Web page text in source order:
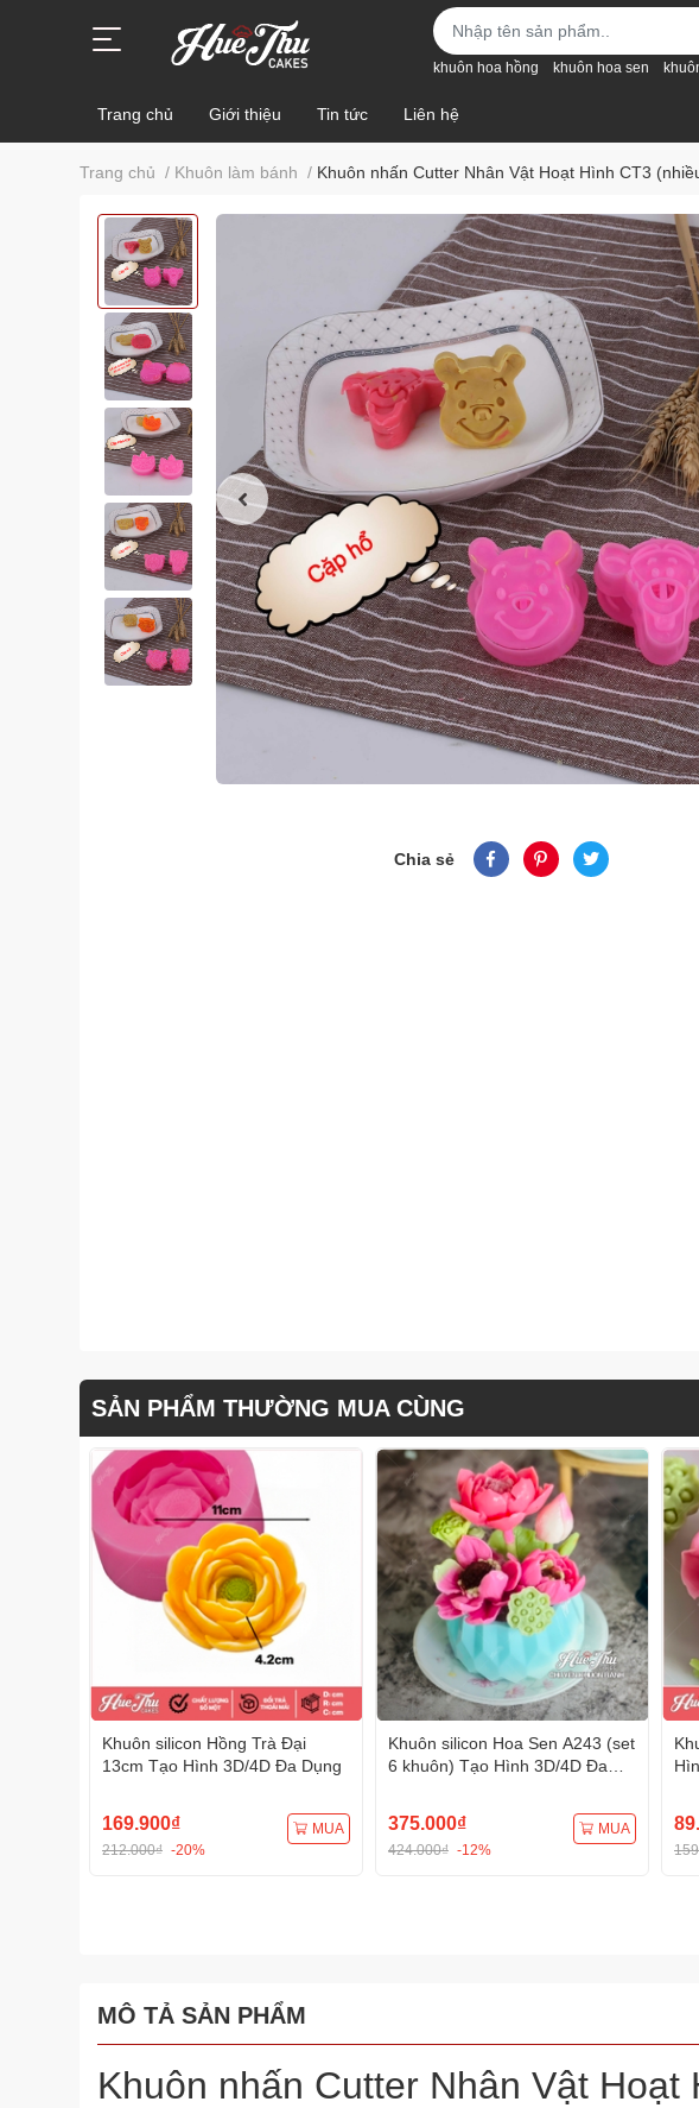
khuôn hoa hồng khuôn hoa sen
Trang chủ Giới thiệu Tin tức Liên hệ
Trang chủ / Khuôn làm bánh / Khuôn nhấn Cutter Nhân Vật Hoạt Hình CT3
Chia sẻ
SẢN PHẨM THƯỜNG MUA CÙNG
Khuôn silicon Hồng Trà Đại
13cm Tạo Hình 3D/4D Đa Dụng
169.900₫
212.000₫ -20%
MUA
Khuôn silicon Hoa Sen A243 (set
6 khuôn) Tạo Hình 3D/4D Đa
375.000₫
424.000₫ -12%
MUA
MÔ TẢ SẢN PHẨM
Khuôn nhấn Cutter Nhân Vật Hoạt